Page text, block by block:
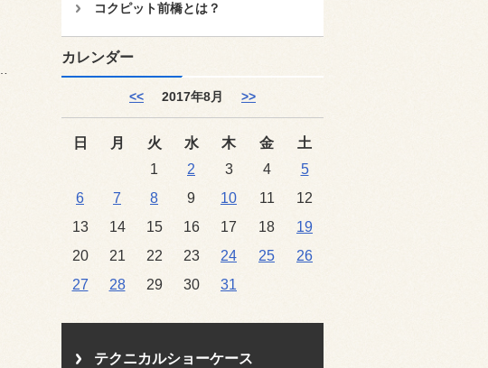
コクピット前橋とは？
カレンダー
<< 2017年8月 >>
日 月 火 水 木 金
土
1
2 3 4
5
6
7 8 9 10 11
12
13
14 15 16 17 18
19
20
21 22 23 24 25
26
27
28 29 30 31
テクニカルショーケース